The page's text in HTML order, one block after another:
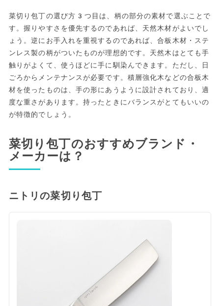
菜切り包丁の選び方3つ目は、柄の部分の素材で選ぶことで
す。握りやすさを優先するのであれば、天然木材がよいでし
ょう。逆にお手入れを重視するのであれば、合板木材・ステ
ンレス製の柄がついたものが理想的です。天然木はとても手
触りがよくて、使うほどに手に馴染んできます。ただし、日
ごろからメンテナンスが必要です。積層強化木などの合板木
材を使ったものは、手の形にあうように設計されており、適
度な重さがあります。持ったときにバランスがとてもいいの
が特徴的でしょう。
菜切り包丁のおすすめブランド・
メーカーは？
ニトリの菜切り包丁